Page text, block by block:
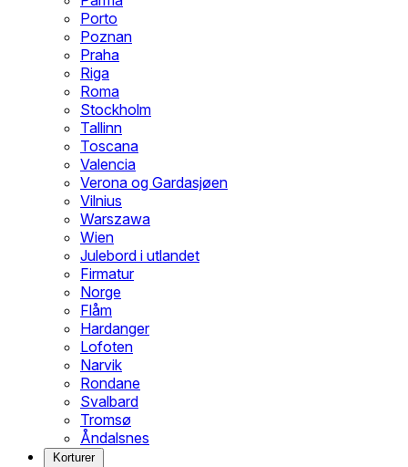
Porto
Poznan
Praha
Riga
Roma
Stockholm
Tallinn
Toscana
Valencia
Verona og Gardasjøen
Vilnius
Warszawa
Wien
Julebord i utlandet
Firmatur
Norge
Flåm
Hardanger
Lofoten
Narvik
Rondane
Svalbard
Tromsø
Åndalsnes
Korturer